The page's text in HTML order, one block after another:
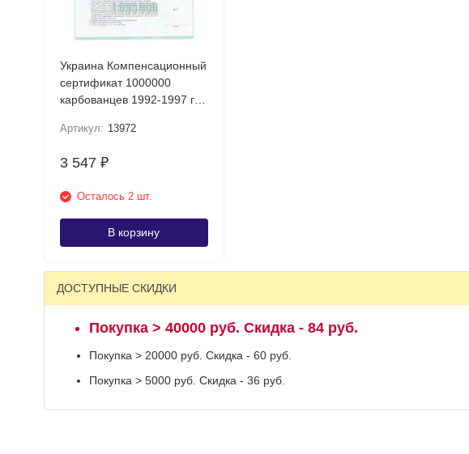
Украина Компенсационный
сертификат 1000000
карбованцев 1992-1997 г
Артикул: 13972
3 547 ₽
Осталось 2 шт.
В корзину
ДОСТУПНЫЕ СКИДКИ
Покупка > 40000 руб. Скидка - 84 руб.
Покупка > 20000 руб. Скидка - 60 руб.
Покупка > 5000 руб. Скидка - 36 руб.